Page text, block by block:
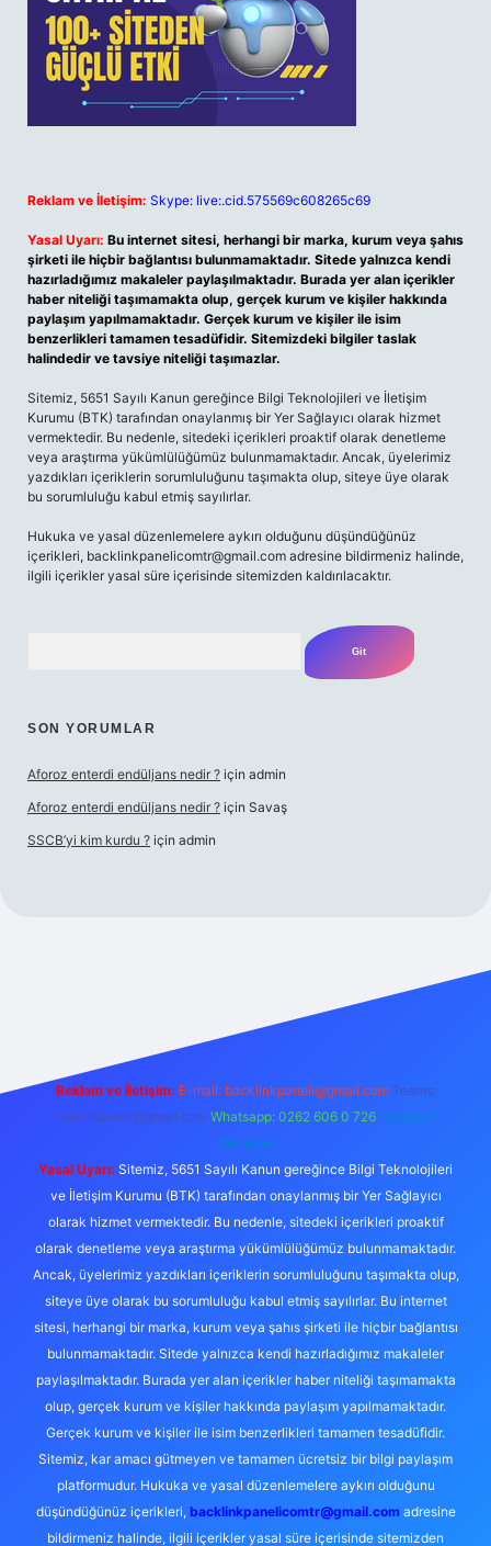
Reklam ve İletişim: Skype: live:.cid.575569c608265c69
Yasal Uyarı: Bu internet sitesi, herhangi bir marka, kurum veya şahıs
şirketi ile hiçbir bağlantısı bulunmamaktadır. Sitede yalnızca kendi
hazırladığımız makaleler paylaşılmaktadır. Burada yer alan içerikler
haber niteliği taşımamakta olup, gerçek kurum ve kişiler hakkında
paylaşım yapılmamaktadır. Gerçek kurum ve kişiler ile isim
benzerlikleri tamamen tesadüfidir. Sitemizdeki bilgiler taslak
halindedir ve tavsiye niteliği taşımazlar.
Sitemiz, 5651 Sayılı Kanun gereğince Bilgi Teknolojileri ve İletişim
Kurumu (BTK) tarafından onaylanmış bir Yer Sağlayıcı olarak hizmet
vermektedir. Bu nedenle, sitedeki içerikleri proaktif olarak denetleme
veya araştırma yükümlülüğümüz bulunmamaktadır. Ancak, üyelerimiz
yazdıkları içeriklerin sorumluluğunu taşımakta olup, siteye üye olarak
bu sorumluluğu kabul etmiş sayılırlar.
Hukuka ve yasal düzenlemelere aykırı olduğunu düşündüğünüz
içerikleri, backlinkpanelicomtr@gmail.com adresine bildirmeniz halinde,
ilgili içerikler yasal süre içerisinde sitemizden kaldırılacaktır.
SON YORUMLAR
Aforoz enterdi endüljans nedir ? için admin
Aforoz enterdi endüljans nedir ? için Savaş
SSCB’yi kim kurdu ? için admin
Reklam ve İletişim: E-mail: backlinkpaneli@gmail.com Teams:
forumhizmeti@gmail.com Whatsapp: 0262 606 0 726 Telegram:
@karabul
Yasal Uyarı: Sitemiz, 5651 Sayılı Kanun gereğince Bilgi Teknolojileri
ve İletişim Kurumu (BTK) tarafından onaylanmış bir Yer Sağlayıcı
olarak hizmet vermektedir. Bu nedenle, sitedeki içerikleri proaktif
olarak denetleme veya araştırma yükümlülüğümüz bulunmamaktadır.
Ancak, üyelerimiz yazdıkları içeriklerin sorumluluğunu taşımakta olup,
siteye üye olarak bu sorumluluğu kabul etmiş sayılırlar. Bu internet
sitesi, herhangi bir marka, kurum veya şahıs şirketi ile hiçbir bağlantısı
bulunmamaktadır. Sitede yalnızca kendi hazırladığımız makaleler
paylaşılmaktadır. Burada yer alan içerikler haber niteliği taşımamakta
olup, gerçek kurum ve kişiler hakkında paylaşım yapılmamaktadır.
Gerçek kurum ve kişiler ile isim benzerlikleri tamamen tesadüfidir.
Sitemiz, kar amacı gütmeyen ve tamamen ücretsiz bir bilgi paylaşım
platformudur. Hukuka ve yasal düzenlemelere aykırı olduğunu
düşündüğünüz içerikleri, backlinkpanelicomtr@gmail.comadresine
bildirmeniz halinde, ilgili içerikler yasal süre içerisinde sitemizden